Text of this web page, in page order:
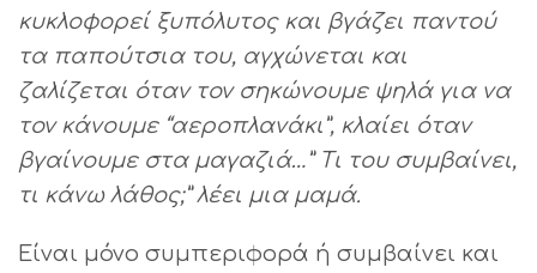
κυκλοφορεί ξυπόλυτος και βγάζει παντού
τα παπούτσια του, αγχώνεται και
ζαλίζεται όταν τον σηκώνουμε ψηλά για να
τον κάνουμε “αεροπλανάκι”, κλαίει όταν
βγαίνουμε στα μαγαζιά…” Τι του συμβαίνει,
τι κάνω λάθος;” λέει μια μαμά.
Είναι μόνο συμπεριφορά ή συμβαίνει και